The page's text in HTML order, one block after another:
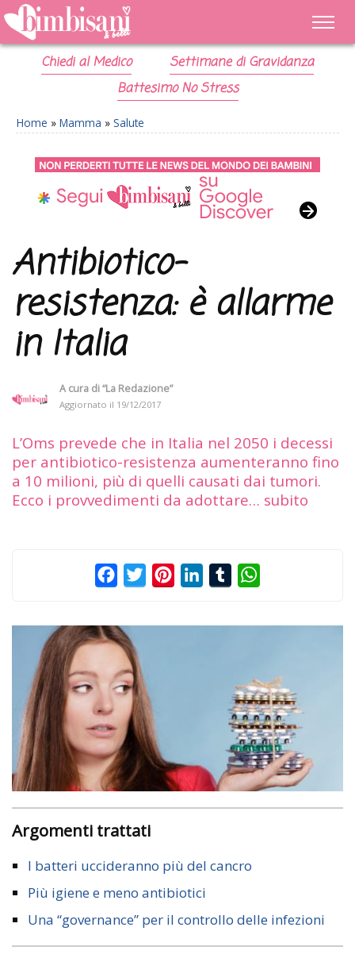
Chiedi al Medico
Settimane di Gravidanza
Battesimo No Stress
Home » Mamma » Salute
Antibiotico-
resistenza: è allarme
in Italia
A cura di“La Redazione”
Aggiornato il 19/12/2017
L’Oms prevede che in Italia nel 2050 i decessi
per antibiotico-resistenza aumenteranno fino
a 10 milioni, più di quelli causati dai tumori.
Ecco i provvedimenti da adottare… subito
FacebookTwitterPinterestLinkedInTumblr
Argomenti trattati
I batteri uccideranno più del cancro
Più igiene e meno antibiotici
Una “governance” per il controllo delle infezioni